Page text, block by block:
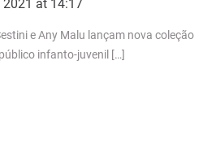
2021 at 14:17
e Any Malu lançam nova coleção
infanto-juvenil […]